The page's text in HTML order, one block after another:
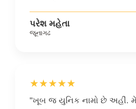
પરેશ મહેતા
જૂનાગઢ
★★★★★
"ખૂબ જ યુનિક નામો છે અહીં. મેં